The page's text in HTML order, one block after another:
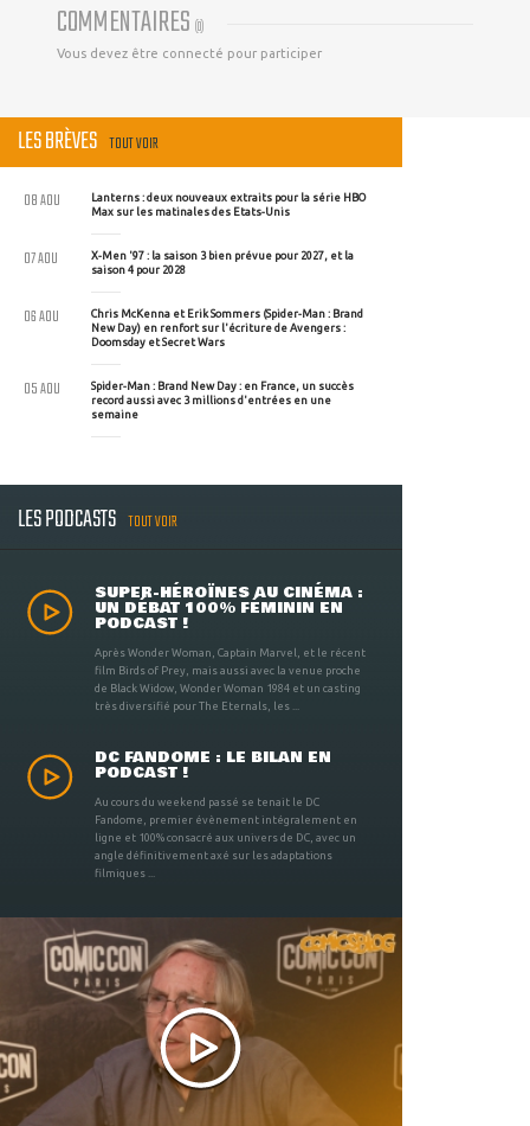
COMMENTAIRES (0)
Vous devez être connecté pour participer
LES BRÈVES TOUT VOIR
Lanterns : deux nouveaux extraits pour la série HBO
Max sur les matinales des Etats-Unis
08 AOU
X-Men '97 : la saison 3 bien prévue pour 2027, et la
saison 4 pour 2028
07 AOU
Chris McKenna et Erik Sommers (Spider-Man : Brand
New Day) en renfort sur l'écriture de Avengers :
Doomsday et Secret Wars
06 AOU
Spider-Man : Brand New Day : en France, un succès
record aussi avec 3 millions d'entrées en une
semaine
05 AOU
LES PODCASTS TOUT VOIR
SUPER-HÉROÏNES AU CINÉMA :
UN DÉBAT 100% FÉMININ EN
PODCAST !
Après Wonder Woman, Captain Marvel, et le récent
film Birds of Prey, mais aussi avec la venue proche
de Black Widow, Wonder Woman 1984 et un casting
très diversifié pour The Eternals, les ...
DC FANDOME : LE BILAN EN
PODCAST !
Au cours du weekend passé se tenait le DC
Fandome, premier évènement intégralement en
ligne et 100% consacré aux univers de DC, avec un
angle définitivement axé sur les adaptations
filmiques ...